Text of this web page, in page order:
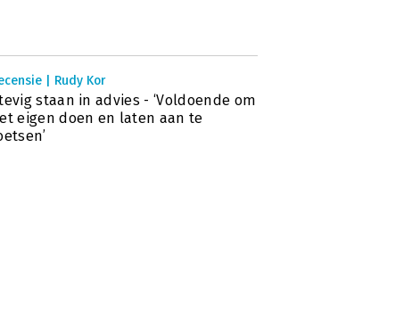
| Rudy Kor
staan in advies - ‘Voldoende om
eigen doen en laten aan te